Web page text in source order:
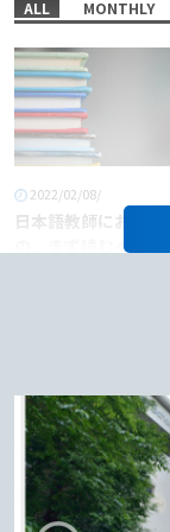
ALL MONTHLY
2022/02/08/
日本語教師におすすめ
の、まず読むべき本6